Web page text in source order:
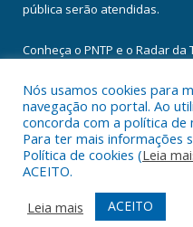
pública serão atendidas.
Conheça o PNTP e o Radar da
Todos os direitos reservados
Mapa do Site
Acessar
Acessar Webmail
Nós usamos cookies para
navegação no portal. Ao
concorda com a política
Para ter mais informações
Política de cookies (Leia
ACEITO.
Leia mais
ACEITO